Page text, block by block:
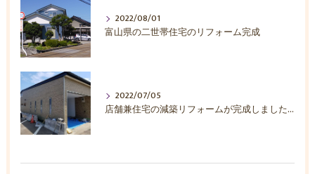
2022/08/01
富山県の二世帯住宅のリフォーム完成
2022/07/05
店舗兼住宅の減築リフォームが完成しました。